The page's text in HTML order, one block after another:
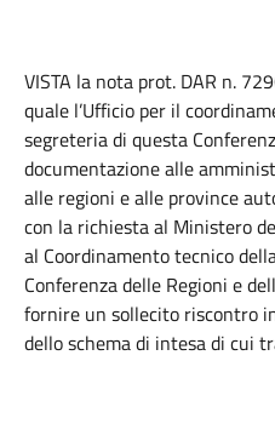
VISTA la nota prot. DAR n.
quale l’Ufficio per il
segreteria di questa
documentazione alle
alle regioni e alle province
con la richiesta al Ministero
al Coordinamento tecnico
Conferenza delle Regioni e
fornire un sollecito riscontro
dello schema di intesa di cui